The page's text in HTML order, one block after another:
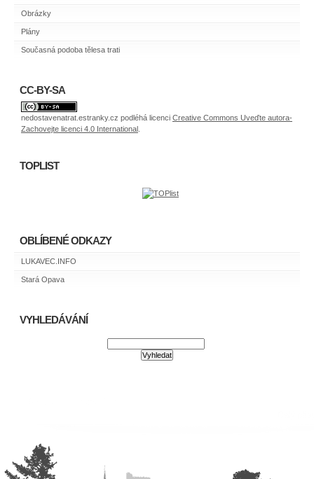
Obrázky
Plány
Současná podoba tělesa trati
CC-BY-SA
nedostavenatrat.estranky.cz podléhá licenci Creative Commons Uveďte autora-
Zachovejte licenci 4.0 International
TOPLIST
OBLÍBENÉ ODKAZY
LUKAVEC.INFO
Stará Opava
VYHLEDÁVÁNÍ